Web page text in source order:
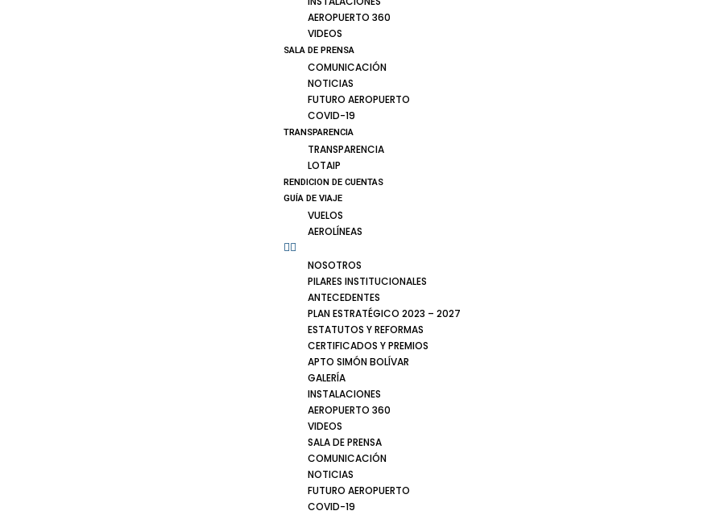
AEROPUERTO 360
VIDEOS
SALA DE PRENSA
COMUNICACIÓN
NOTICIAS
FUTURO AEROPUERTO
COVID-19
TRANSPARENCIA
TRANSPARENCIA
LOTAIP
RENDICION DE CUENTAS
GUÍA DE VIAJE
VUELOS
AEROLÍNEAS
NOSOTROS
PILARES INSTITUCIONALES
ANTECEDENTES
PLAN ESTRATÉGICO 2023 – 2027
ESTATUTOS Y REFORMAS
CERTIFICADOS Y PREMIOS
APTO SIMÓN BOLÍVAR
GALERÍA
INSTALACIONES
AEROPUERTO 360
VIDEOS
SALA DE PRENSA
COMUNICACIÓN
NOTICIAS
FUTURO AEROPUERTO
COVID-19